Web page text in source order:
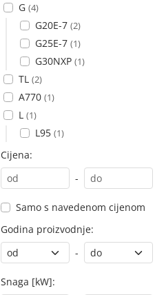
G (4)
G20E-7 (2)
G25E-7 (1)
G30NXP (1)
TL (2)
A770 (1)
L (1)
L95 (1)
Cijena:
-
Samo s navedenom cijenom
Godina proizvodnje:
-
Snaga [kW]: